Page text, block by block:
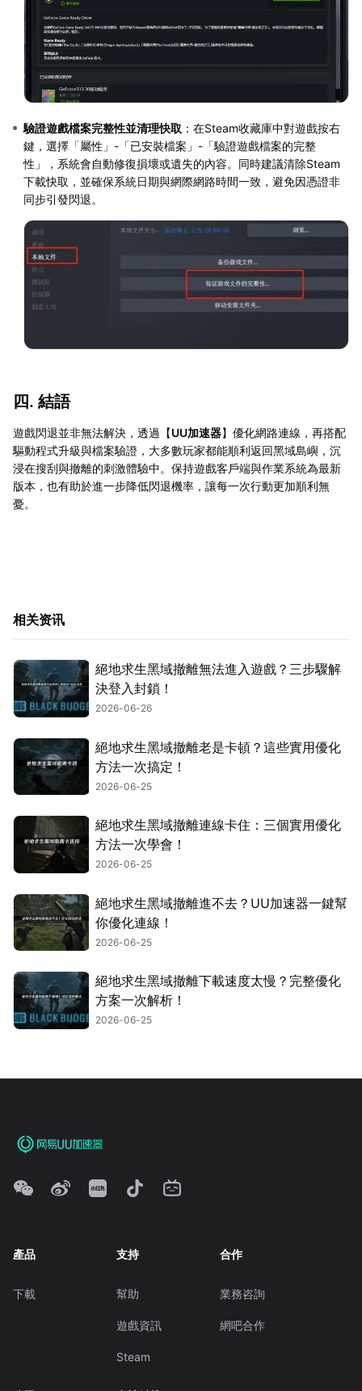
驗證遊戲檔案完整性並清理快取 ：在Steam收藏庫中對遊戲按右
鍵，選擇「屬性」-「已安裝檔案」-「驗證遊戲檔案的完整
性」，系統會自動修復損壞或遺失的內容。同時建議清除Steam
下載快取，並確保系統日期與網際網路時間一致，避免因憑證非
同步引發閃退。
四. 結語
遊戲閃退並非無法解決，透過【UU加速器】優化網路連線，再搭配
驅動程式升級與檔案驗證，大多數玩家都能順利返回黑域島嶼，沉
浸在搜刮與撤離的刺激體驗中。保持遊戲客戶端與作業系統為最新
版本，也有助於進一步降低閃退機率，讓每一次行動更加順利無
憂。
相关资讯
絕地求生黑域撤離無法進入遊戲？三步驟解
決登入封鎖！
2026-06-26
絕地求生黑域撤離老是卡頓？這些實用優化
方法一次搞定！
2026-06-25
絕地求生黑域撤離連線卡住：三個實用優化
方法一次學會！
2026-06-25
絕地求生黑域撤離進不去？UU加速器一鍵幫
你優化連線！
2026-06-25
絕地求生黑域撤離下載速度太慢？完整優化
方案一次解析！
2026-06-25
產品
下載
支持
幫助
遊戲資訊
Steam
合作
業務咨詢
網吧合作